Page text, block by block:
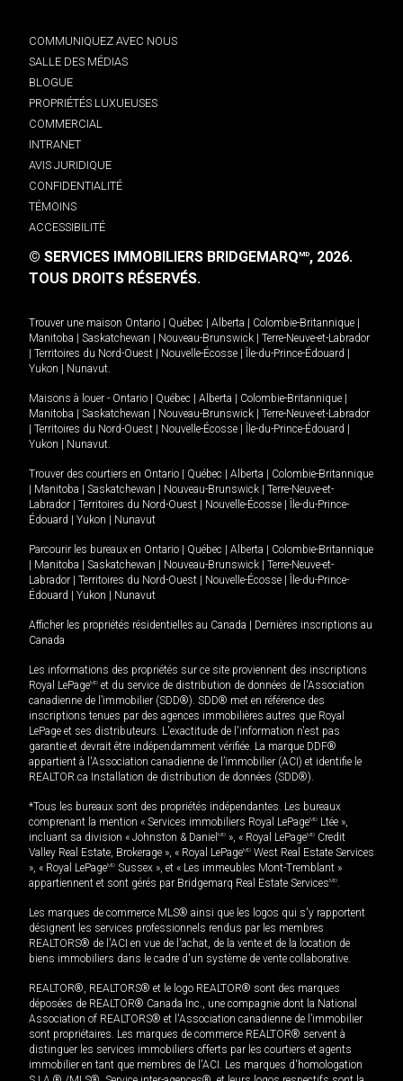
COMMUNIQUEZ AVEC NOUS
SALLE DES MÉDIAS
BLOGUE
PROPRIÉTÉS LUXUEUSES
COMMERCIAL
INTRANET
AVIS JURIDIQUE
CONFIDENTIALITÉ
TÉMOINS
ACCESSIBILITÉ
© SERVICES IMMOBILIERS BRIDGEMARQMD, 2026.
TOUS DROITS RÉSERVÉS.
Trouver une maison Ontario Québec Alberta Colombie-Britannique
Manitoba
Saskatchewan Nouveau-Brunswick
Terre-Neuve-et-Labrador
Territoires du Nord-Ouest Nouvelle-Écosse Île-du-Prince-Édouard
Yukon
Nunavut.
Maisons à louer - Ontario Québec Alberta Colombie-Britannique
Manitoba
Saskatchewan Nouveau-Brunswick
Terre-Neuve-et-Labrador
Territoires du Nord-Ouest Nouvelle-Écosse Île-du-Prince-Édouard
Yukon
Nunavut.
Trouver des courtiers en Ontario Québec Alberta
Colombie-Britannique
Manitoba Saskatchewan Nouveau-Brunswick
Terre-Neuve-et-
Labrador
Territoires du Nord-Ouest Nouvelle-Écosse
Île-du-Prince-
Édouard
Yukon Nunavut
Parcourir les bureaux en Ontario Québec Alberta
Colombie-Britannique
Manitoba Saskatchewan Nouveau-Brunswick
Terre-Neuve-et-
Labrador
Territoires du Nord-Ouest Nouvelle-Écosse
Île-du-Prince-
Édouard
Yukon Nunavut
Afficher les propriétés résidentielles au Canada
Dernières inscriptions au
Canada
Les informations des propriétés sur ce site proviennent des inscriptions
Royal LePageMD et du service de distribution de données de l'Association
canadienne de l’immobilier (SDD®). SDD® met en référence des
inscriptions tenues par des agences immobilières autres que Royal
LePage et ses distributeurs. L'exactitude de l'information n'est pas
garantie et devrait être indépendamment vérifiée. La marque DDF®
appartient à l'Association canadienne de l’immobilier (ACI) et identifie le
REALTOR.ca Installation de distribution de données (SDD®).
*Tous les bureaux sont des propriétés indépendantes. Les bureaux
comprenant la mention « Services immobiliers Royal LePageMD Ltée »,
incluant sa division « Johnston & Daniel MD », « Royal LePageMD Credit
Valley Real Estate, Brokerage », « Royal LePageMD West Real Estate Services
», « Royal LePageMD Sussex », et « Les immeubles Mont-Tremblant »
appartiennent et sont gérés par Bridgemarq Real Estate ServicesMD.
Les marques de commerce MLS® ainsi que les logos qui s'y rapportent
désignent les services professionnels rendus par les membres
REALTORS® de l'ACI en vue de l'achat, de la vente et de la location de
biens immobiliers dans le cadre d'un système de vente collaborative.
REALTOR®, REALTORS® et le logo REALTOR® sont des marques
déposées de REALTOR® Canada Inc., une compagnie dont la National
Association of REALTORS® et l'Association canadienne de l’immobilier
sont propriétaires. Les marques de commerce REALTOR® servent à
distinguer les services immobiliers offerts par les courtiers et agents
immobilier en tant que membres de l'ACI. Les marques d'homologation